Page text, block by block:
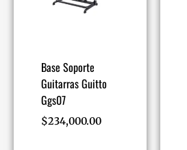
Base Soporte
Guitarras Guitto
Ggs07
$234,000.00